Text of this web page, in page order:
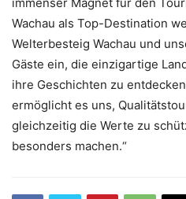
Wachau als Top-Destination
Welterbesteig Wachau und
Gäste ein, die einzigartige
ihre Geschichten zu
ermöglicht es uns,
gleichzeitig die Werte zu
besonders machen.“